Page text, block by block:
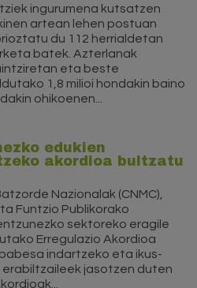
ingurumena kutsatzen
artean lehen postuan
du 112 herrialdetan
batek. Azterlanak
eta beste
1,8 milioi hondakin baino
ohikoenen...
edukien
akordioa bultzatu
Nazionalak (CNMC),
Funtzio Publikorako
sektoreko eragile
Erregulazio Akordioa
indartzeko eta ikus-
erabiltzaileek jasotzen duten